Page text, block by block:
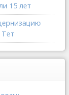
15 лет
Тет